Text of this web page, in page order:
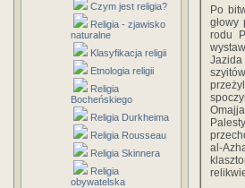
Czym jest religia?
Religia - zjawisko
naturalne
Klasyfikacja religii
Etnologia religii
Religia
Bocheńskiego
Religia Durkheima
Religia Rousseau
Religia Skinnera
Religia
obywatelska
Po
rodu
Jazida
al-